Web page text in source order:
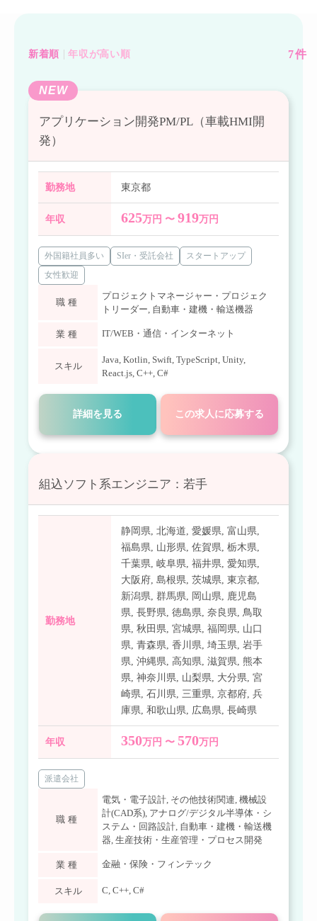
7件
新着順 年収が高い順
NEW
アプリケーション開発PM/PL（車載HMI開
発）
勤務地 東京都
年収 625万円 〜919万円
外国籍社員多い SIer・受託会社
スタートアップ
女性歓迎
職種
プロジェクトマネージャー・プロジェク
トリーダー, 自動車・建機・輸送機器
業種 IT/WEB・通信・インターネット
スキル
Java, Kotlin, Swift, TypeScript, Unity,
React.js, C++, C#
詳細を見る この求人に応募する
組込ソフト系エンジニア：若手
勤務地
静岡県,北海道,愛媛県,富山県,
福島県, 山形県,佐賀県,栃木県,
千葉県,岐阜県,福井県,愛知県,
大阪府,島根県,茨城県,東京都,
新潟県,群馬県, 岡山県, 鹿児島
県,長野県,徳島県,奈良県,鳥取
県,秋田県,宮城県,福岡県, 山口
県,青森県,香川県,埼玉県,岩手
県,沖縄県, 高知県,滋賀県,熊本
県,神奈川県, 山梨県, 大分県,宮
崎県,石川県,三重県,京都府,兵
庫県,和歌山県, 広島県,長崎県
年収 350万円 〜 570万円
派遣会社
職種
電気・電子設計, その他技術関連, 機械設
計(CAD系), アナログ/デジタル半導体・シ
ステム・回路設計, 自動車・建機・輸送機
器, 生産技術・生産管理・プロセス開発
業種 金融・保険・フィンテック
スキル C, C++, C#